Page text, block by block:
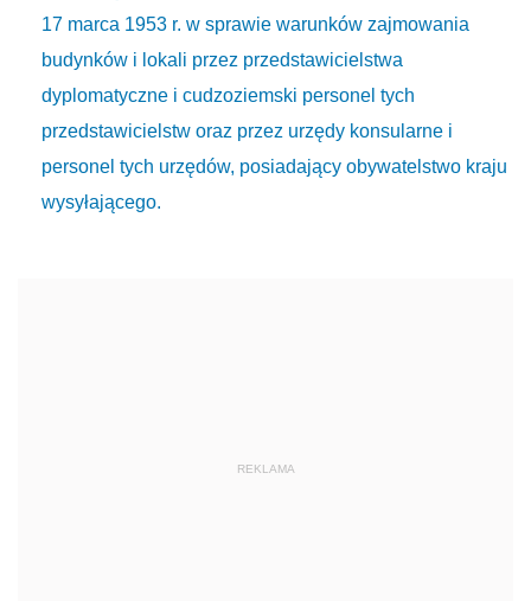
17 marca 1953 r. w sprawie warunków zajmowania
budynków i lokali przez przedstawicielstwa
dyplomatyczne i cudzoziemski personel tych
przedstawicielstw oraz przez urzędy konsularne i
personel tych urzędów, posiadający obywatelstwo kraju
wysyłającego.